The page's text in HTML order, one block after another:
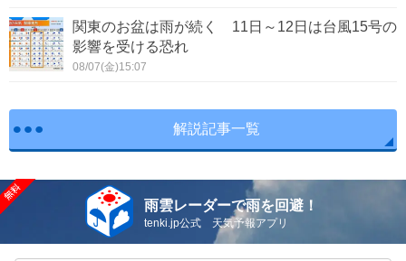
関東のお盆は雨が続く 11日～12日は台風15号の
影響を受ける恐れ
08/07(金)15:07
解説記事一覧
雨雲レーダーで雨を回避！
tenki.jp公式 天気予報アプリ